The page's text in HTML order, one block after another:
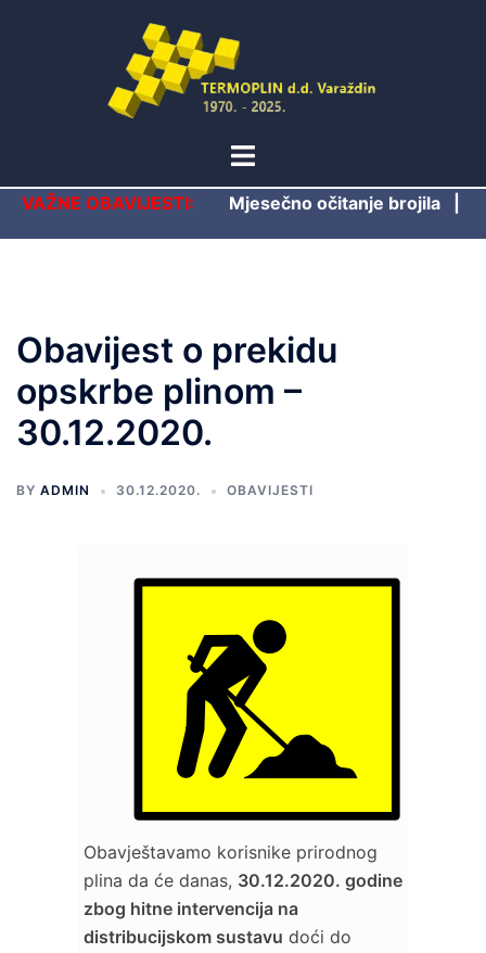
Toggle
VAŽNE OBAVIJESTI: Mjesečno očitanje brojila
Obavijest o prekidu
opskrbe plinom –
30.12.2020.
BY ADMIN 30.12.2020. OBAVIJESTI
Obavještavamo korisnike prirodnog
plina da će danas, 30.12.2020. godine
zbog hitne intervencija na
distribucijskom sustavu doći do